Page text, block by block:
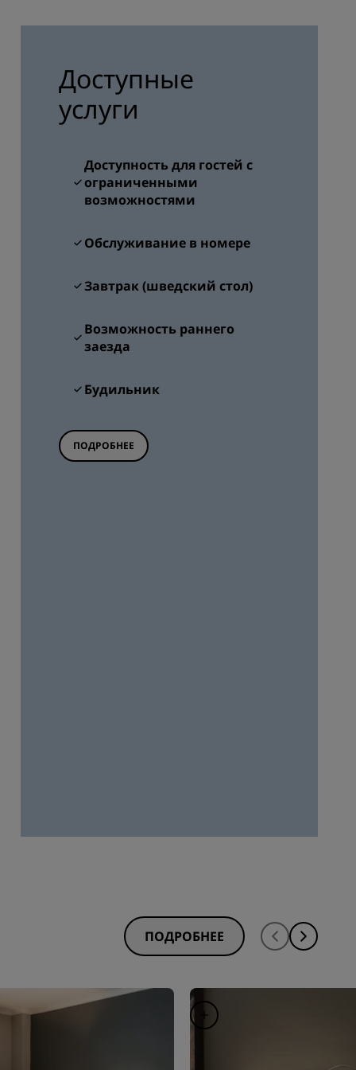
Как заработать баллы
Доступные
услуги
Доступность для гостей с
ограниченными
возможностями
Обслуживание в номере
Завтрак (шведский стол)
Возможность раннего
заезда
Будильник
ПОДРОБНЕЕ
ПОДРОБНЕЕ